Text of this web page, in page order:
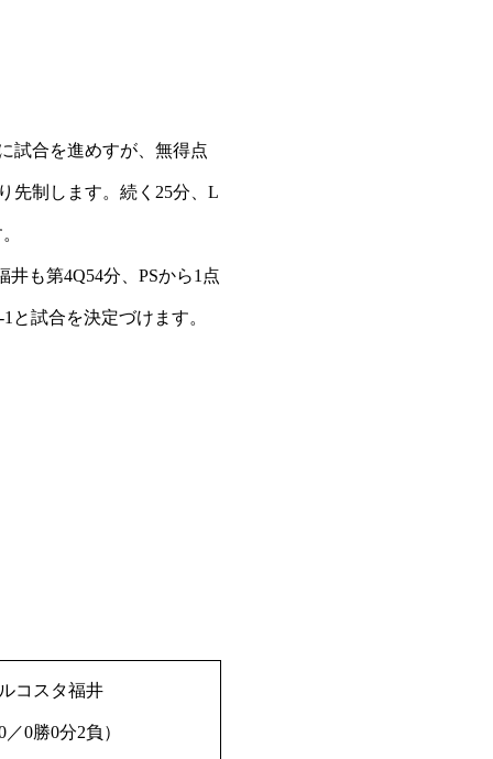
試合を進めすが、無得点
先制します。続く25分、L
も第4Q54分、PSから1点
と試合を決定づけます。
コスタ福井
／0勝0分2負）